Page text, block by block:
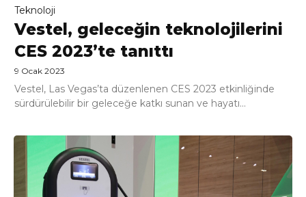
Teknoloji
Vestel, geleceğin teknolojilerini
CES 2023’te tanıttı
9 Ocak 2023
Vestel, Las Vegas’ta düzenlenen CES 2023 etkinliğinde
sürdürülebilir bir geleceğe katkı sunan ve hayatı...